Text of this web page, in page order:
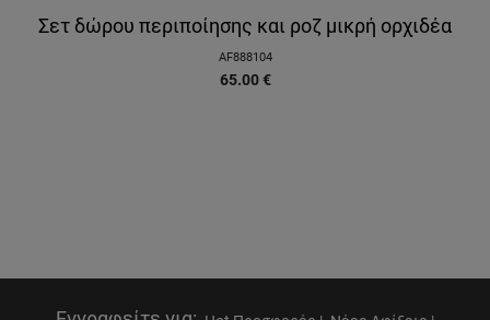
Σετ δώρου περιποίησης και ροζ μικρή ορχιδέα
AF888104
65.00 €